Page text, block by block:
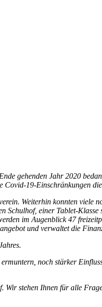
gehenden Jahr 2020
19-Einschränkungen
Weiterhin konnten viele
einer Tablet-
im Augenblick 47
und verwaltet die
noch stärker
stehen Ihnen für alle